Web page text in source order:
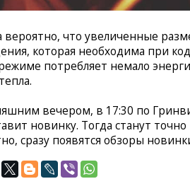
вероятно, что увеличенные
которая необходима при
потребляет немало
вечером, в 17:30 по
новинку. Тогда станут
сразу появятся обзоры